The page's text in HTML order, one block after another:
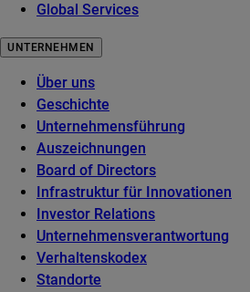
Global Services
UNTERNEHMEN
Über uns
Geschichte
Unternehmensführung
Auszeichnungen
Board of Directors
Infrastruktur für Innovationen
Investor Relations
Unternehmensverantwortung
Verhaltenskodex
Standorte